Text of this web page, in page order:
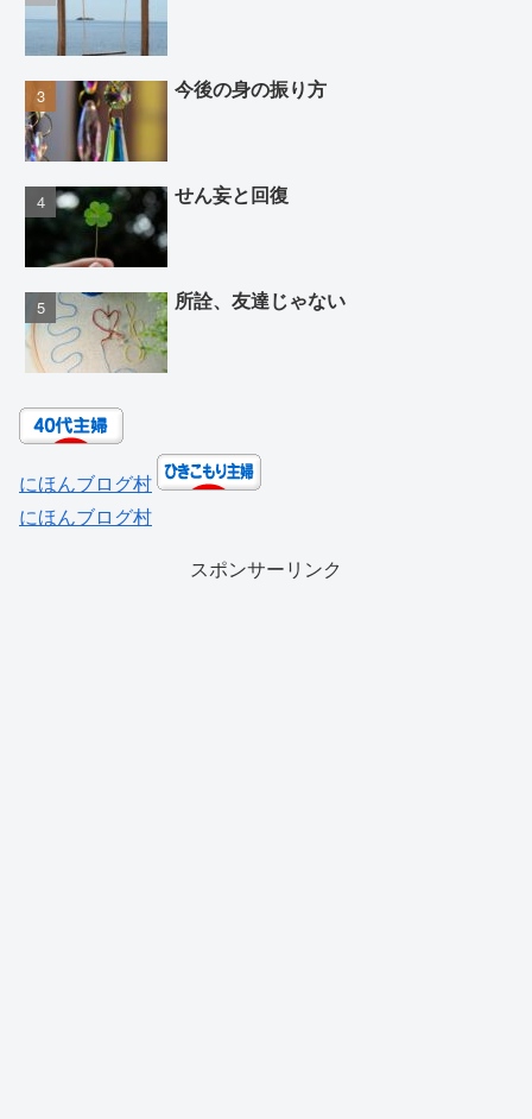
今後の身の振り方
せん妄と回復
所詮、友達じゃない
にほんブログ村
にほんブログ村
スポンサーリンク